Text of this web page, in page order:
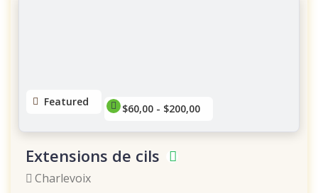
Featured
$60,00 - $200,00
Extensions de cils
Charlevoix